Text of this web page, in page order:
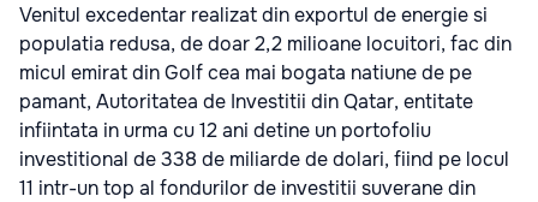
Venitul excedentar realizat din exportul de energie si
populatia redusa, de doar 2,2 milioane locuitori, fac din
micul emirat din Golf cea mai bogata natiune de pe
pamant, Autoritatea de Investitii din Qatar, entitate
infiintata in urma cu 12 ani detine un portofoliu
investitional de 338 de miliarde de dolari, fiind pe locul
11 intr-un top al fondurilor de investitii suverane din